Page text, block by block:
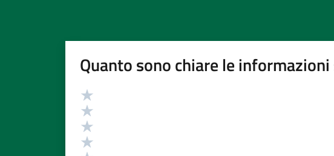
Quanto sono chiare le
Valutazione